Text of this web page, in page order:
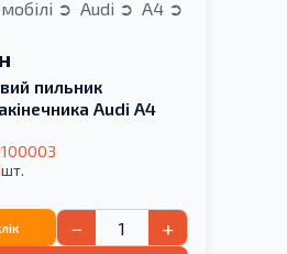
Audi
A4
пильник
Audi A4
шт.
− +